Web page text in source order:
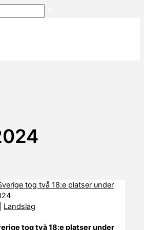
Landslag
tog två 18:e platser under